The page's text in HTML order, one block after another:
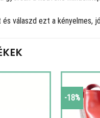
és válaszd ezt a
-18%